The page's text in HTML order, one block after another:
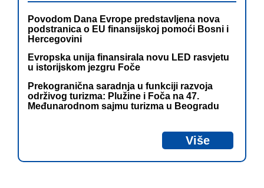
Povodom Dana Evrope predstavljena nova
podstranica o EU finansijskoj pomoći Bosni i
Hercegovini
Evropska unija finansirala novu LED rasvjetu
u istorijskom jezgru Foče
Prekogranična saradnja u funkciji razvoja
održivog turizma: Plužine i Foča na 47.
Međunarodnom sajmu turizma u Beogradu
Više